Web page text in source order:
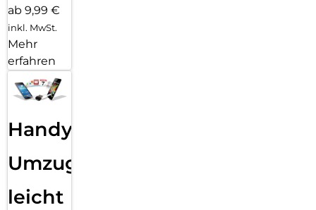
ab 9,99 €
inkl. MwSt.
Mehr
erfahren
Handy
Umzug
leicht